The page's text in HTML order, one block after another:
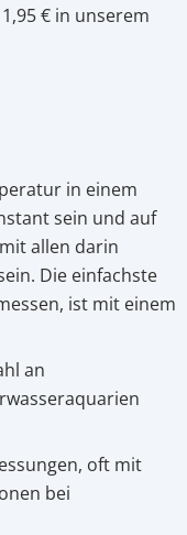
€ in unserem
in einem
sein und auf
allen darin
Die einfachste
ist mit einem
an
oft mit
bei